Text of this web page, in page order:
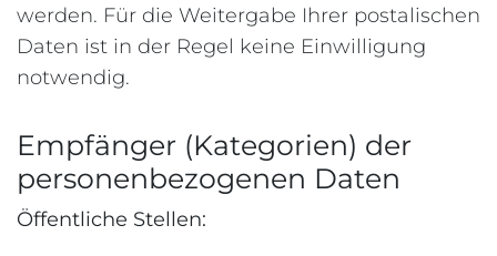
werden. Für die Weitergabe Ihrer postalischen
Daten ist in der Regel keine Einwilligung
notwendig.
Empfänger (Kategorien) der
personenbezogenen Daten
Öffentliche Stellen: